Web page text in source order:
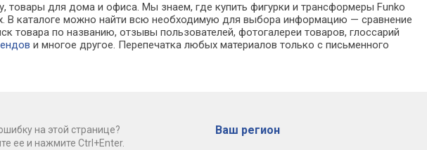
товары для дома и офиса. Мы знаем, где купить фигурки и трансформеры Funko
В каталоге можно найти всю необходимую для выбора информацию — сравнение
по названию, отзывы пользователей, фотогалереи товаров, глоссарий
и многое другое. Перепечатка любых материалов только с письменного
на этой странице?
ее и нажмите Ctrl+Enter.
Ваш регион